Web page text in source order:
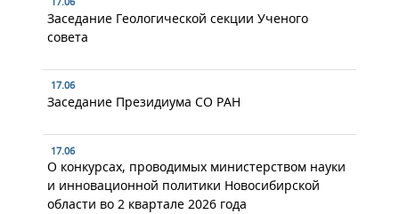
Заседание Геологической секции Ученого
совета
17.06
Заседание Президиума СО РАН
17.06
О конкурсах, проводимых министерством науки
и инновационной политики Новосибирской
области во 2 квартале 2026 года